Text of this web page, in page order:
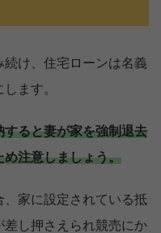
け、住宅ローンは名義
ます。
ると妻が家を強制退去
め注意しましょう。
、家に設定されている抵
し押さえられ競売にか